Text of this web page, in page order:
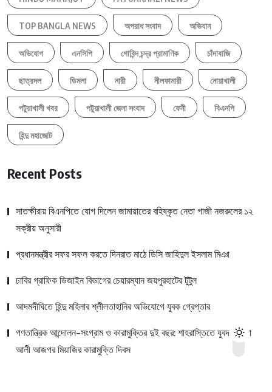
TOP BANGLA NEWS অপরাধ সংবাদ অভিযান
অভিযোগ এনসিপি গোবিন্দ চন্দ্র প্রামাণিক চাঁদাবাজি
ছাত্রদল ডিমলা নারী নীলফামারী নোয়াখালী
পটুয়াখালী খবর পটুয়াখালী জেলা সংবাদ ফেনী বিএনপি
হিন্দু মহাজোট
Recent Posts
সাতক্ষীরায় বিএনপিতে যোগ দিলেন জামায়াতের বহিষ্কৃত নেতা গাজী নজরুলের ১২
সক্রীয় অনুসারী
প্রধানমন্ত্রীর সফর সফল করতে দিনরাত মাঠে ডিসি জাহিদুল ইসলাম মিঞা
ঢাবির গ্রাফিক ডিজাইন বিভাগের চেয়ারম্যান জয়পুরহাটের টুটুল
আদমদীঘিতে হিন্দু মহিলার শ্লীলতাহানির অভিযোগে যুবক গ্রেপ্তার
গণতান্ত্রিক আন্দোলন-সংগ্রাম ও কারামুক্তির দুই বছর: শাহরাস্তিতে যুবদল নেতা
আলী আজগর মিয়াজির কারামুক্তি দিবস